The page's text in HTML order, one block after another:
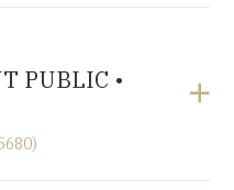
Croix,
25110 BAUME-LES-
PUBLIC •